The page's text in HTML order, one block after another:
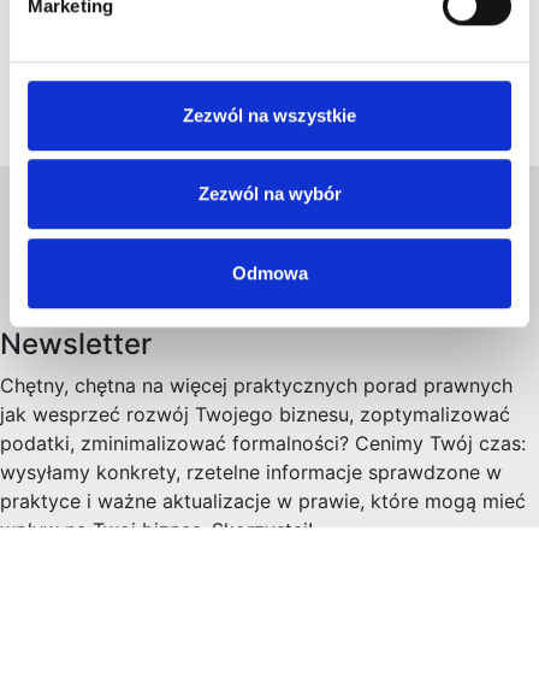
Marketing
Zezwól na wszystkie
Zezwól na wybór
Odmowa
Newsletter
Chętny, chętna na więcej praktycznych porad prawnych
jak wesprzeć rozwój Twojego biznesu, zoptymalizować
podatki, zminimalizować formalności? Cenimy Twój czas:
wysyłamy konkrety, rzetelne informacje sprawdzone w
praktyce i ważne aktualizacje w prawie, które mogą mieć
wpływ na Twoj biznes. Skorzystaj!